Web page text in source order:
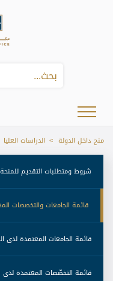
منح داخل الدولة الدراسات العليا